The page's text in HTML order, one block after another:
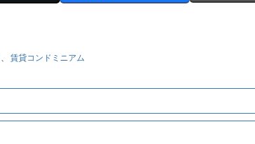
、 賃貸コンドミニアム